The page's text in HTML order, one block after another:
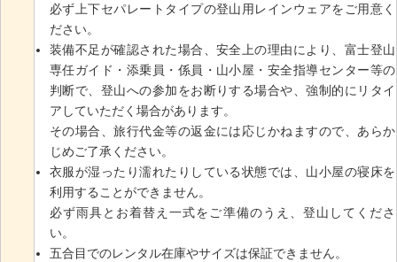
必ず上下セパレートタイプの登山用レインウェアをご用意く
ださい。
装備不足が確認された場合、安全上の理由により、富士登山
専任ガイド・添乗員・係員・山小屋・安全指導センター等の
判断で、登山への参加をお断りする場合や、強制的にリタイ
アしていただく場合があります。
その場合、旅行代金等の返金には応じかねますので、あらか
じめご了承ください。
衣服が湿ったり濡れたりしている状態では、山小屋の寝床を
利用することができません。
必ず雨具とお着替え一式をご準備のうえ、登山してくださ
い。
五合目でのレンタル在庫やサイズは保証できません。